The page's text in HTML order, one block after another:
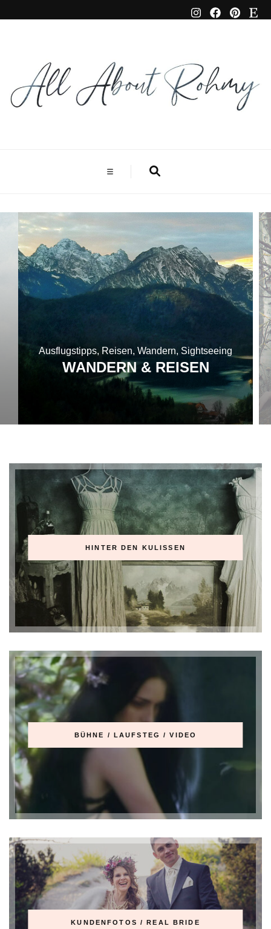
Ausflugstipps, Reisen, Wandern, Sightseeing
WANDERN & REISEN
HINTER DEN KULISSEN
BÜHNE / LAUFSTEG / VIDEO
KUNDENFOTOS / REAL BRIDE